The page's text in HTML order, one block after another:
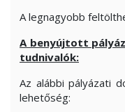
A legnagyobb
A benyújtott
tudnivalók:
Az alábbi pályázati
lehetőség: